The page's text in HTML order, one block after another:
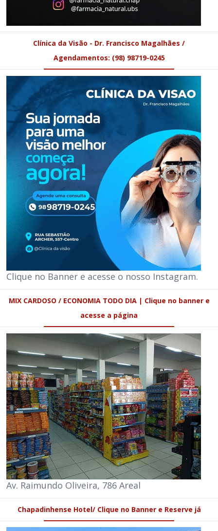
Clínica da Visão - Dr. Francisco Magalhães /
Agendamentos: (98) 98719-0245
Clique no Banner e acesse o nosso Instagram.
MIX CARDOSO / ECONOMIA TODO DIA | Clique no banner e
acesse a página
Av. Raimundo Oliveira, 786 Areal
Chapadinhense Hotel/ Clique no Banner e Reserve já